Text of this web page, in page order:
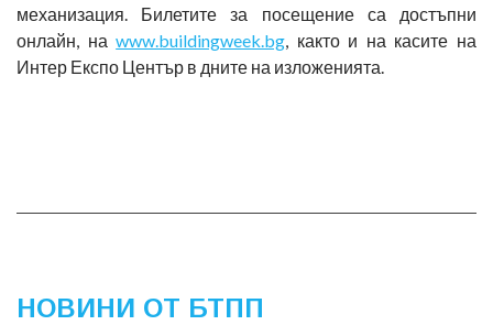
механизация. Билетите за посещение са достъпни
онлайн, наwww.buildingweek.bg, както и на касите на
Интер Експо Център в дните на изложенията.
НОВИНИ ОТ БТПП